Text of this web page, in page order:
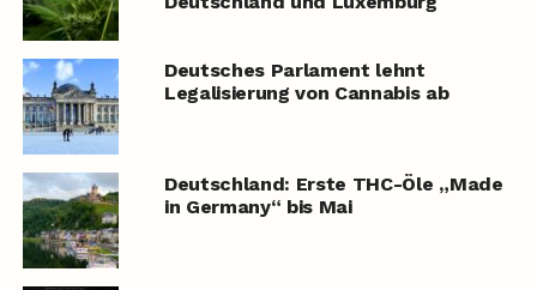
Deutsches Parlament lehnt
Legalisierung von Cannabis ab
Deutschland: Erste THC-Öle „Made
in Germany“ bis Mai